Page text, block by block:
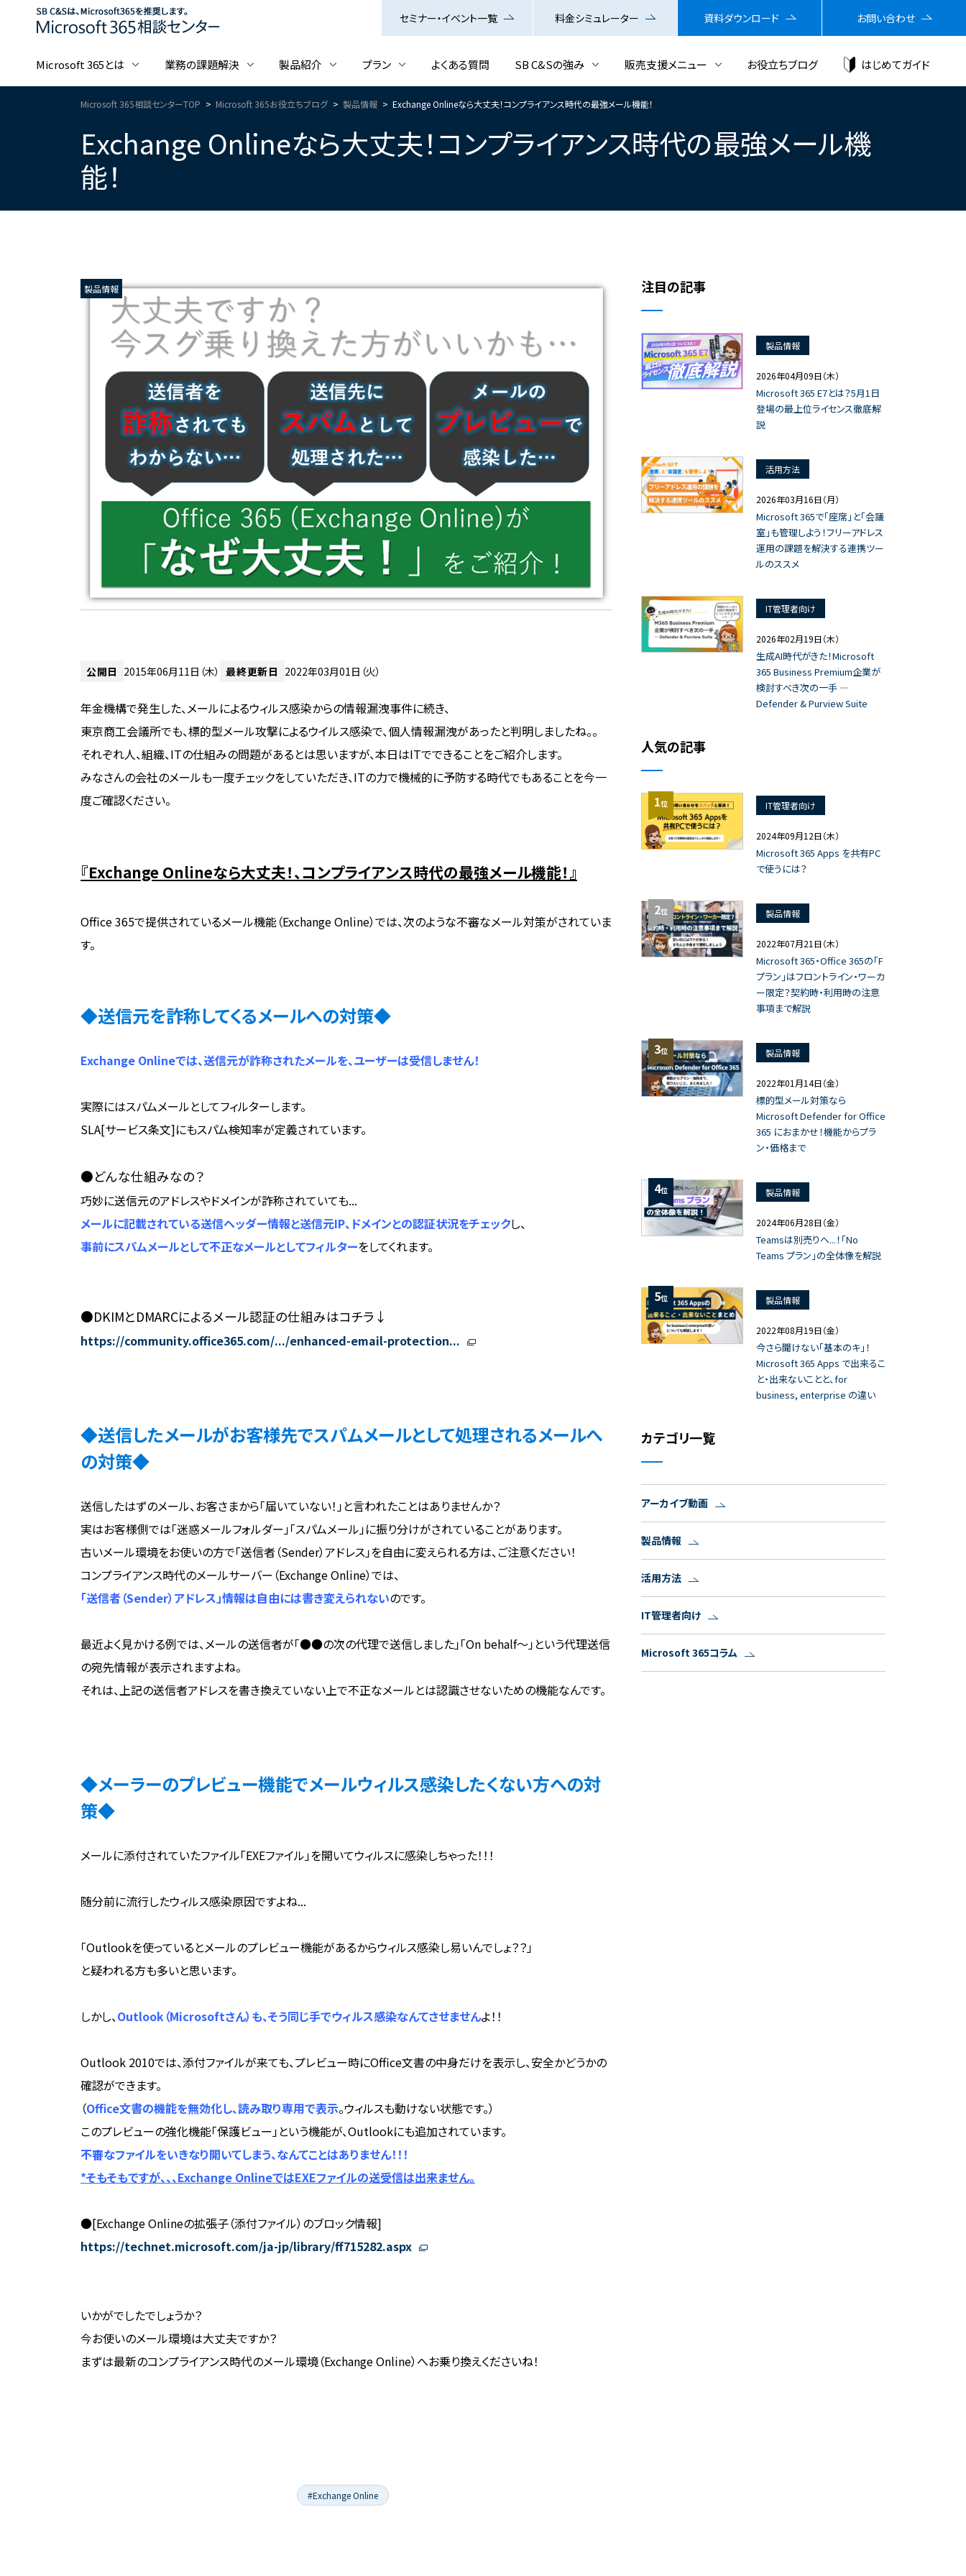
セミナー・イベント一覧 料金シミュレーター 資料ダウンロード お問い合わせ
Microsoft 365とは 業務の課題解決 製品紹介 プラン よくある質問 SB C&Sの強み 販売支援メニュー お役立ちブログ はじめてガイド
Microsoft 365相談センターTOP Microsoft 365お役立ちブログ 製品情報 Exchange Onlineなら大丈夫！コンプライアンス時代の最強メール機能！
Exchange Onlineなら大丈夫！コンプライアンス時代の最強メール機
能！
製品情報
公開日 2015年06月11日（木） 最終更新日 2022年03月01日（火）
年金機構で発生した、メールによるウィルス感染からの情報漏洩事件に続き、
東京商工会議所でも、標的型メール攻撃によるウイルス感染で、個人情報漏洩があったと判明しましたね。。
それぞれ人、組織、ITの仕組みの問題があるとは思いますが、本日はITでできることをご紹介します。
みなさんの会社のメールも一度チェックをしていただき、ITの力で機械的に予防する時代でもあることを今一
度ご確認ください。
『Exchange Onlineなら大丈夫！、コンプライアンス時代の最強メール機能！』
Office 365で提供されているメール機能（Exchange Online）では、次のような不審なメール対策がされていま
す。
◆送信元を詐称してくるメールへの対策◆
Exchange Onlineでは、送信元が詐称されたメールを、ユーザーは受信しません！
実際にはスパムメールとしてフィルターします。
SLA[サービス条文]にもスパム検知率が定義されています。
●どんな仕組みなの？
巧妙に送信元のアドレスやドメインが詐称されていても...
メールに記載されている送信ヘッダー情報と送信元IP、ドメインとの認証状況をチェックし、
事前にスパムメールとして不正なメールとしてフィルターをしてくれます。
●DKIMとDMARCによるメール認証の仕組みはコチラ↓
https://community.office365.com/.../enhanced-email-protection...
◆送信したメールがお客様先でスパムメールとして処理されるメールへ
の対策◆
送信したはずのメール、お客さまから「届いていない！」と言われたことはありませんか？
実はお客様側では「迷惑メールフォルダー」「スパムメール」に振り分けがされていることがあります。
古いメール環境をお使いの方で「送信者（Sender）アドレス」を自由に変えられる方は、ご注意ください！
コンプライアンス時代のメールサーバー（Exchange Online）では、
「送信者（Sender）アドレス」情報は自由には書き変えられないのです。
最近よく見かける例では、メールの送信者が「●●の次の代理で送信しました」「On behalf～」という代理送信
の宛先情報が表示されますよね。
それは、上記の送信者アドレスを書き換えていない上で不正なメールとは認識させないための機能なんです。
◆メーラーのプレビュー機能でメールウィルス感染したくない方への対
策◆
メールに添付されていたファイル「EXEファイル」を開いてウィルスに感染しちゃった！！！
随分前に流行したウィルス感染原因ですよね...
「Outlookを使っているとメールのプレビュー機能があるからウィルス感染し易いんでしょ？？」
と疑われる方も多いと思います。
しかし、Outlook（Microsoftさん）も、そう同じ手でウィルス感染なんてさせませんよ！！
Outlook 2010では、添付ファイルが来ても、プレビュー時にOffice文書の中身だけを表示し、安全かどうかの
確認ができます。
（Office文書の機能を無効化し、読み取り専用で表示。ウィルスも動けない状態です。）
このプレビューの強化機能「保護ビュー」という機能が、Outlookにも追加されています。
不審なファイルをいきなり開いてしまう、なんてことはありません！！！
*そもそもですが、、、Exchange OnlineではEXEファイルの送受信は出来ません。
●[Exchange Onlineの拡張子（添付ファイル）のブロック情報]
https://technet.microsoft.com/ja-jp/library/ff715282.aspx
いかがでしたでしょうか？
今お使いのメール環境は大丈夫ですか？
まずは最新のコンプライアンス時代のメール環境（Exchange Online）へお乗り換えくださいね！
#Exchange Online
注目の記事
製品情報
2026年04月09日（木）
Microsoft 365 E7とは？5月1日
登場の最上位ライセンス徹底解
説
活用方法
2026年03月16日（月）
Microsoft 365で「座席」と「会議
室」も管理しよう！フリーアドレス
運用の課題を解決する連携ツー
ルのススメ
IT管理者向け
2026年02月19日（木）
生成AI時代がきた！Microsoft
365 Business Premium企業が
検討すべき次の一手 ―
Defender & Purview Suite
人気の記事
1位 IT管理者向け
2024年09月12日（木）
Microsoft 365 Apps を共有PC
で使うには？
2位 製品情報
2022年07月21日（木）
Microsoft 365・Office 365の「F
プラン」はフロントライン・ワーカ
ー限定？契約時・利用時の注意
事項まで解説
3位 製品情報
2022年01月14日（金）
標的型メール対策なら
Microsoft Defender for Office
365 におまかせ！機能からプラ
ン・価格まで
4位 製品情報
2024年06月28日（金）
Teamsは別売りへ...！「No
Teams プラン」の全体像を解説
5位 製品情報
2022年08月19日（金）
今さら聞けない「基本のキ」！
Microsoft 365 Apps で出来るこ
と・出来ないことと、for
business, enterprise の違い
カテゴリ一覧
アーカイブ動画
製品情報
活用方法
IT管理者向け
Microsoft 365コラム